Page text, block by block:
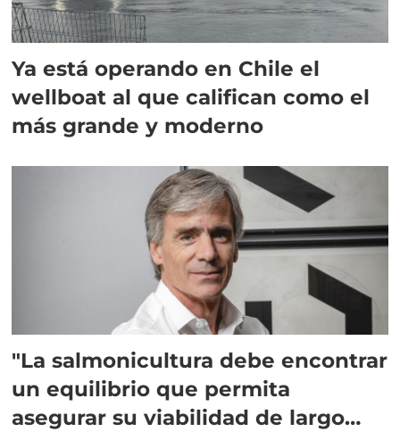
Ya está operando en Chile el
wellboat al que califican como el
más grande y moderno
"La salmonicultura debe encontrar
un equilibrio que permita
asegurar su viabilidad de largo